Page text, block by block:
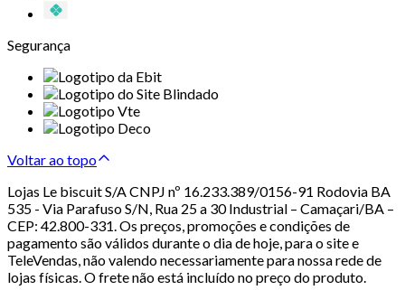
Segurança
Voltar ao topo
Lojas Le biscuit S/A CNPJ nº 16.233.389/0156-91 Rodovia BA
535 - Via Parafuso S/N, Rua 25 a 30 Industrial – Camaçari/BA –
CEP: 42.800-331. Os preços, promoções e condições de
pagamento são válidos durante o dia de hoje, para o site e
TeleVendas, não valendo necessariamente para nossa rede de
lojas físicas. O frete não está incluído no preço do produto.